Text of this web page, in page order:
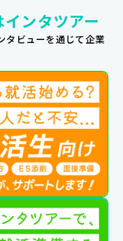
ンタツアー
タビューを通じて企業